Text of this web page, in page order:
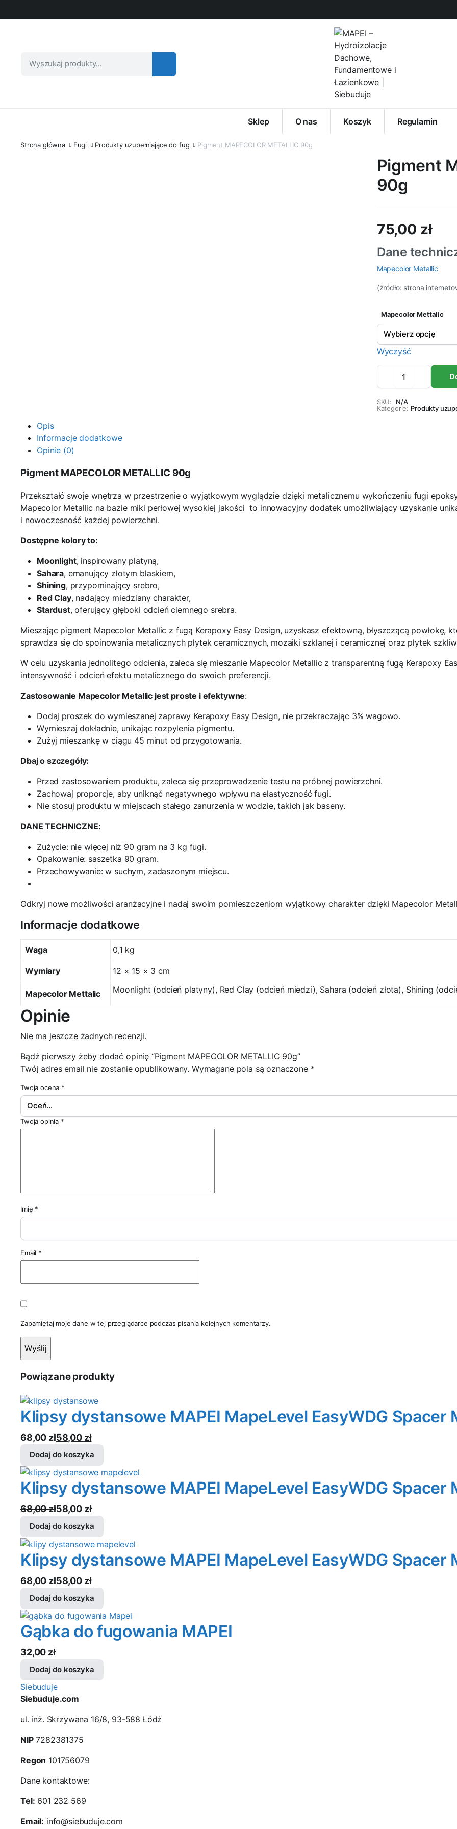
Sklep O nas Koszyk Regulamin
Strona główna Fugi Produkty uzupełniające do fug Pigment MAPECOLOR METALLIC 90g
Pigment
90g
75,00 zł
Dane
Mapecolor Metallic
(źródło: strona
Mapecolor Mettalic
Wyczyść
MAPECOLOR
METALLIC
90g
ilość
SKU:
N/A
Kategorie: Produkty
Opis
Informacje dodatkowe
Opinie (0)
Pigment MAPECOLOR METALLIC 90g
Przekształć swoje wnętrza w przestrzenie o wyjątkowym wyglądzie dzięki metalicznemu wykończeniu fugi
Mapecolor Metallic na bazie miki perłowej wysokiej jakości to innowacyjny dodatek umożliwiający uzyskanie
i nowoczesność każdej powierzchni.
Dostępne kolory to:
Moonlight, inspirowany platyną,
Sahara, emanujący złotym blaskiem,
Shining, przypominający srebro,
Red Clay, nadający miedziany charakter,
Stardust, oferujący głęboki odcień ciemnego srebra.
Mieszając pigment Mapecolor Metallic z fugą Kerapoxy Easy Design, uzyskasz efektowną, błyszczącą powłokę,
sprawdza się do spoinowania metalicznych płytek ceramicznych, mozaiki szklanej i ceramicznej oraz płytek
W celu uzyskania jednolitego odcienia, zaleca się mieszanie Mapecolor Metallic z transparentną fugą Kerapoxy
intensywność i odcień efektu metalicznego do swoich preferencji.
Zastosowanie Mapecolor Metallic jest proste i efektywne:
Dodaj proszek do wymieszanej zaprawy Kerapoxy Easy Design, nie przekraczając 3% wagowo.
Wymieszaj dokładnie, unikając rozpylenia pigmentu.
Zużyj mieszankę w ciągu 45 minut od przygotowania.
Dbaj o szczegóły:
Przed zastosowaniem produktu, zaleca się przeprowadzenie testu na próbnej powierzchni.
Zachowaj proporcje, aby uniknąć negatywnego wpływu na elastyczność fugi.
Nie stosuj produktu w miejscach stałego zanurzenia w wodzie, takich jak baseny.
DANE TECHNICZNE:
Zużycie: nie więcej niż 90 gram na 3 kg fugi.
Opakowanie: saszetka 90 gram.
Przechowywanie: w suchym, zadaszonym miejscu.
Odkryj nowe możliwości aranżacyjne i nadaj swoim pomieszczeniom wyjątkowy charakter dzięki Mapecolor
Informacje dodatkowe
Waga 0,1 kg
Wymiary 12 × 15 × 3 cm
Mapecolor Mettalic Moonlight (odcień platyny), Red Clay (odcień miedzi), Sahara (odcień złota), Shining
Opinie
Nie ma jeszcze żadnych recenzji.
Bądź pierwszy żeby dodać opinię “Pigment MAPECOLOR METALLIC 90g”
Twój adres email nie zostanie opublikowany. Wymagane pola są oznaczone *
Twoja ocena *
Twoja opinia *
Imię *
Email *
Zapamiętaj moje dane w tej przeglądarce podczas pisania kolejnych komentarzy.
Powiązane produkty
Klipsy dystansowe MAPEI MapeLevel EasyWDG Spacer
68,00zł
Pierwotna
cena
wynosiła:
68,00 zł.
58,00 zł
Aktualna
cena
wynosi:
58,00 zł.
Dodaj do koszyka
Klipsy dystansowe MAPEI MapeLevel EasyWDG
68,00zł
Pierwotna
cena
wynosiła:
68,00 zł.
58,00 zł
Aktualna
cena
wynosi:
58,00 zł.
Dodaj do koszyka
Klipsy dystansowe MAPEI MapeLevel EasyWDG
68,00zł
Pierwotna
cena
wynosiła:
68,00 zł.
58,00 zł
Aktualna
cena
wynosi:
58,00 zł.
Dodaj do koszyka
Gąbka do fugowania MAPEI
32,00 zł
Dodaj do koszyka
Siebuduje
Siebuduje.com
ul. inż. Skrzywana 16/8, 93-588 Łódź
NIP7282381375
Regon 101756079
Dane kontaktowe:
Tel: 601 232 569
Email: info@siebuduje.com